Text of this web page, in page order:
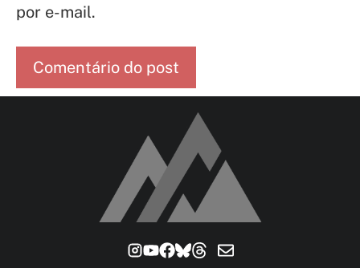
por e-mail.